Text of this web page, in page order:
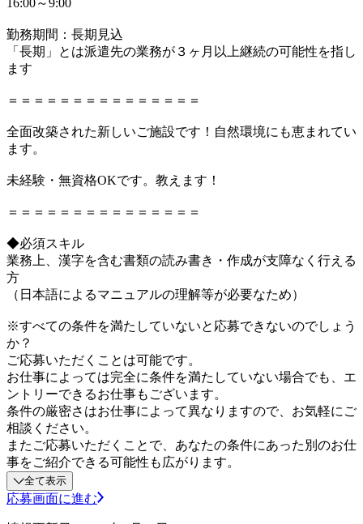
勤務期間：長期見込
「長期」とは派遣先の業務が３ヶ月以上継続の可能性を指し
ます
＝＝＝＝＝＝＝＝＝＝＝＝＝＝＝
全面改築された新しいご施設です！自然環境にも恵まれてい
ます。
未経験・無資格OKです。教えます！
＝＝＝＝＝＝＝＝＝＝＝＝＝＝＝
◆必須スキル
業務上、漢字を含む書類の読み書き・作成が支障なく行える
方
（日本語によるマニュアルの理解等が必要なため）
※すべての条件を満たしていないと応募できないのでしょう
か？
ご応募いただくことは可能です。
お仕事によっては完全に条件を満たしていない場合でも、エ
ントリーできるお仕事もございます。
条件の厳密さはお仕事によって異なりますので、お気軽にご
相談ください。
またご応募いただくことで、あなたの条件にあった別のお仕
事をご紹介できる可能性も広がります。
全て表示
応募画面に進む